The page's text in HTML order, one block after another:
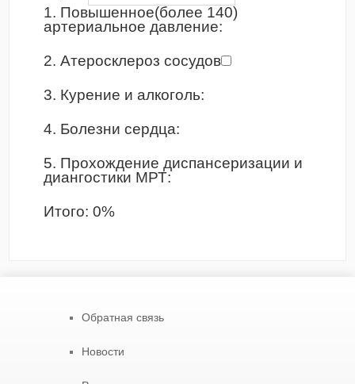
1. Повышенное(более 140)
артериальное давление:
2. Атеросклероз сосудов
3. Курение и алкоголь:
4. Болезни сердца:
5. Прохождение диспансеризации и
диангостики МРТ:
Итого:0%
Обратная связь
Новости